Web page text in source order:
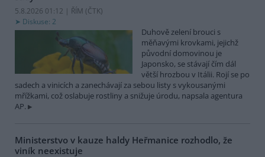
5.8.2026 01:12 | ŘÍM (ČTK)
Diskuse: 2
Duhově zelení brouci s
měňavými krovkami, jejichž
původní domovinou je
Japonsko, se stávají čím dál
větší hrozbou v Itálii. Rojí se po
sadech a vinicích a zanechávají za sebou listy s vykousanými
mřížkami, což oslabuje rostliny a snižuje úrodu, napsala agentura
AP.
Ministerstvo v kauze haldy Heřmanice rozhodlo, že
viník neexistuje